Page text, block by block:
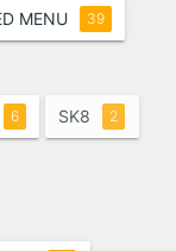
MENU 39
6 SK8 2